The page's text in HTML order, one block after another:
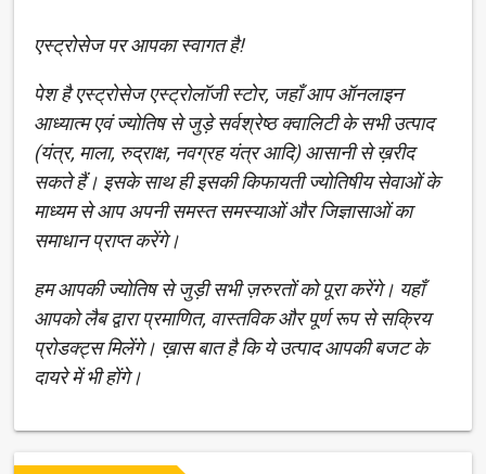
एस्ट्रोसेज पर आपका स्वागत है!
पेश है एस्ट्रोसेज एस्ट्रोलॉजी स्टोर, जहाँ आप ऑनलाइन
आध्यात्म एवं ज्योतिष से जुड़े सर्वश्रेष्ठ क्वालिटी के सभी उत्पाद
(यंत्र, माला, रुद्राक्ष, नवग्रह यंत्र आदि) आसानी से ख़रीद
सकते हैं। इसके साथ ही इसकी किफायती ज्योतिषीय सेवाओं के
माध्यम से आप अपनी समस्त समस्याओं और जिज्ञासाओं का
समाधान प्राप्त करेंगे।
हम आपकी ज्योतिष से जुड़ी सभी ज़रुरतों को पूरा करेंगे। यहाँ
आपको लैब द्वारा प्रमाणित, वास्तविक और पूर्ण रूप से सक्रिय
प्रोडक्ट्स मिलेंगे। ख़ास बात है कि ये उत्पाद आपकी बजट के
दायरे में भी होंगे।